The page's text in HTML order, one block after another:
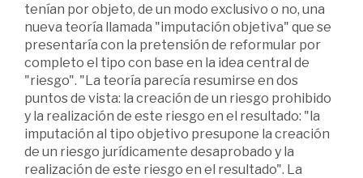
tenían por objeto, de un modo exclusivo o no, una
nueva teoría llamada "imputación objetiva" que se
presentaría con la pretensión de reformular por
completo el tipo con base en la idea central de
"riesgo". "La teoría parecía resumirse en dos
puntos de vista: la creación de un riesgo prohibido
y la realización de este riesgo en el resultado: "la
imputación al tipo objetivo presupone la creación
de un riesgo jurídicamente desaprobado y la
realización de este riesgo en el resultado". La